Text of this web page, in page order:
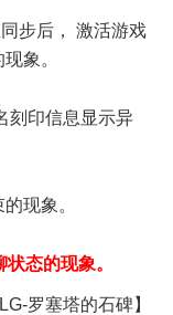
步后， 激活游戏
象。
刻印信息显示异
现象。
态的现象。
罗塞塔的石碑】